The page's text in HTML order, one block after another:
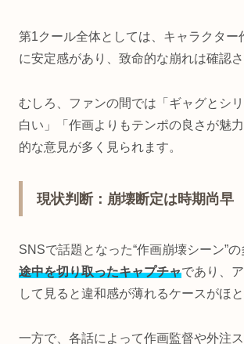
第1クール全体としては、キャラクター
に安定感があり、致命的な崩れは確認さ
むしろ、ファンの間では「ギャグとシ
白い」「作画よりもテンポの良さが魅
的な意見が多く見られます。
現状判断：崩壊断定は時期尚早
SNSで話題となった“作画崩壊シーン”の
途中を切り取ったキャプチャであり、
して見ると違和感が薄れるケースがほと
一方で、各話によって作画監督や外注